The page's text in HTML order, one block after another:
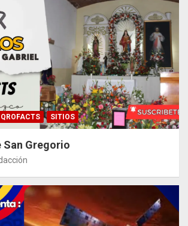
QROFACTS SITIOS
San Gregorio